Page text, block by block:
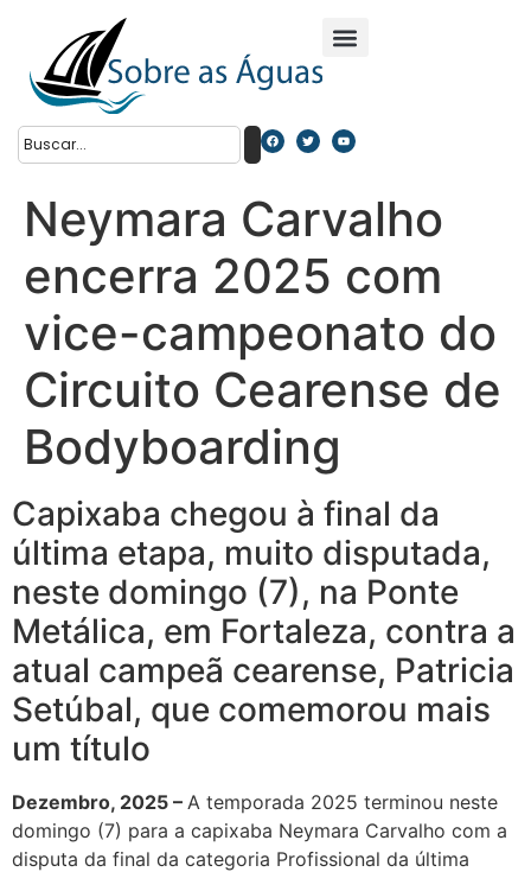
Neymara Carvalho
encerra 2025 com
vice-campeonato do
Circuito Cearense de
Bodyboarding
Capixaba chegou à final da
última etapa, muito disputada,
neste domingo (7), na Ponte
Metálica, em Fortaleza, contra a
atual campeã cearense, Patricia
Setúbal, que comemorou mais
um título
Dezembro, 2025 – A temporada 2025 terminou neste
domingo (7) para a capixaba Neymara Carvalho com a
disputa da final da categoria Profissional da última